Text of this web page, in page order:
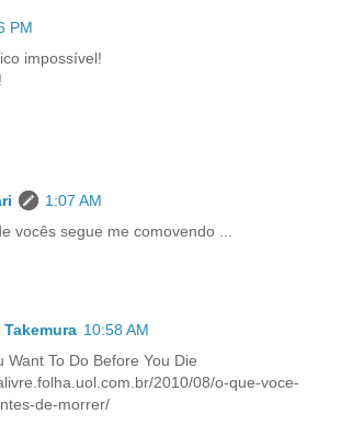
PM
impossível!
1:07 AM
vocês segue me comovendo ...
10:58 AM
Want To Do Before You Die
2010/08/o-que-voce-
de-morrer/